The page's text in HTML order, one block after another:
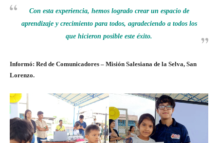
Con esta experiencia, hemos logrado crear un espacio de
aprendizaje y crecimiento para todos, agradeciendo a todos los
que hicieron posible este éxito.
Informó: Red de Comunicadores – Misión Salesiana de la Selva, San
Lorenzo.